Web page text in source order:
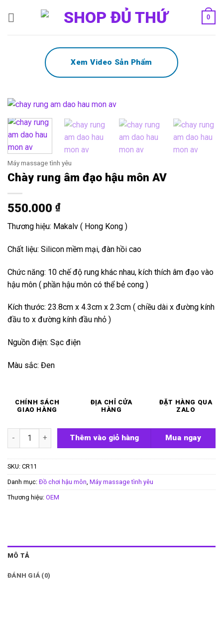
0
Xem Video Sản Phẩm
Máy massage tình yêu
Chày rung âm đạo hậu môn AV
550.000 ₫
Thương hiệu: Makalv ( Hong Kong )
Chất liệu: Silicon mềm mại, đàn hồi cao
Chức năng: 10 chế độ rung khác nhau, kích thích âm đạo vào
hậu môn ( phần hậu môn có thể bẻ cong )
Kích thước: 23.8cm x 4.3cm x 2.3cm ( chiều dài x đường kính
đầu to x đường kính đầu nhỏ )
Nguồn điện: Sạc điện
Màu sắc: Đen
CHÍNH SÁCH
GIAO HÀNG
ĐỊA CHỈ CỬA
HÀNG
ĐẶT HÀNG QUA
ZALO
Chày rung âm đạo hậu môn AV số lượng
Thêm vào giỏ hàng Mua ngay
SKU: CR11
Danh mục: Đồ chơi hậu môn Máy massage tình yêu
Thương hiệu: OEM
MÔ TẢ
ĐÁNH GIÁ (0)